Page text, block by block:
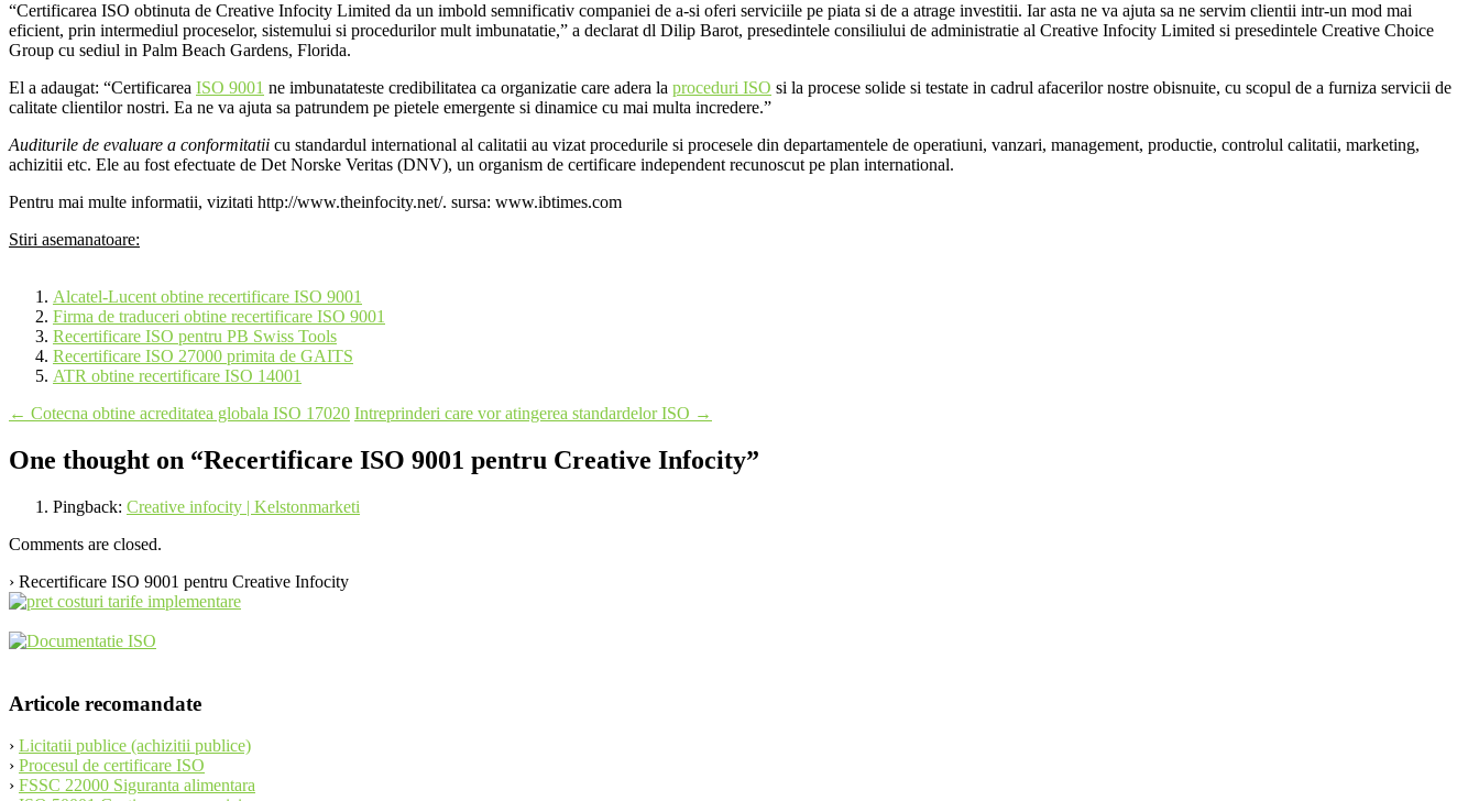
“Certificarea ISO obtinuta de Creative Infocity Limited da un imbold semnificativ companiei de a-si oferi serviciile pe piata si de a atrage investitii. Iar asta ne va ajuta sa ne servim clientii intr-un mod mai
eficient, prin intermediul proceselor, sistemului si procedurilor mult imbunatatie,” a declarat dl Dilip Barot, presedintele consiliului de administratie al Creative Infocity Limited si presedintele Creative Choice
Group cu sediul in Palm Beach Gardens, Florida.
El a adaugat: “Certificarea ISO 9001 ne imbunatateste credibilitatea ca organizatie care adera la proceduri ISO si la procese solide si testate in cadrul afacerilor nostre obisnuite, cu scopul de a furniza servicii de
calitate clientilor nostri. Ea ne va ajuta sa patrundem pe pietele emergente si dinamice cu mai multa incredere.”
Auditurile de evaluare a conformitatii cu standardul international al calitatii au vizat procedurile si procesele din departamentele de operatiuni, vanzari, management, productie, controlul calitatii, marketing,
achizitii etc. Ele au fost efectuate de Det Norske Veritas (DNV), un organism de certificare independent recunoscut pe plan international.
Pentru mai multe informatii, vizitati http://www.theinfocity.net/. sursa: www.ibtimes.com
Stiri asemanatoare:
Alcatel-Lucent obtine recertificare ISO 9001
Firma de traduceri obtine recertificare ISO 9001
Recertificare ISO pentru PB Swiss Tools
Recertificare ISO 27000 primita de GAITS
ATR obtine recertificare ISO 14001
Post
navigation
← Cotecna obtine acreditatea globala ISO 17020 Intreprinderi care vor atingerea standardelor ISO →
One thought on “Recertificare ISO 9001 pentru Creative Infocity”
Pingback: Creative infocity | Kelstonmarketi
Comments are closed.
› Recertificare ISO 9001 pentru Creative Infocity
Articole recomandate
› Licitatii publice (achizitii publice)
› Procesul de certificare ISO
› FSSC 22000 Siguranta alimentara